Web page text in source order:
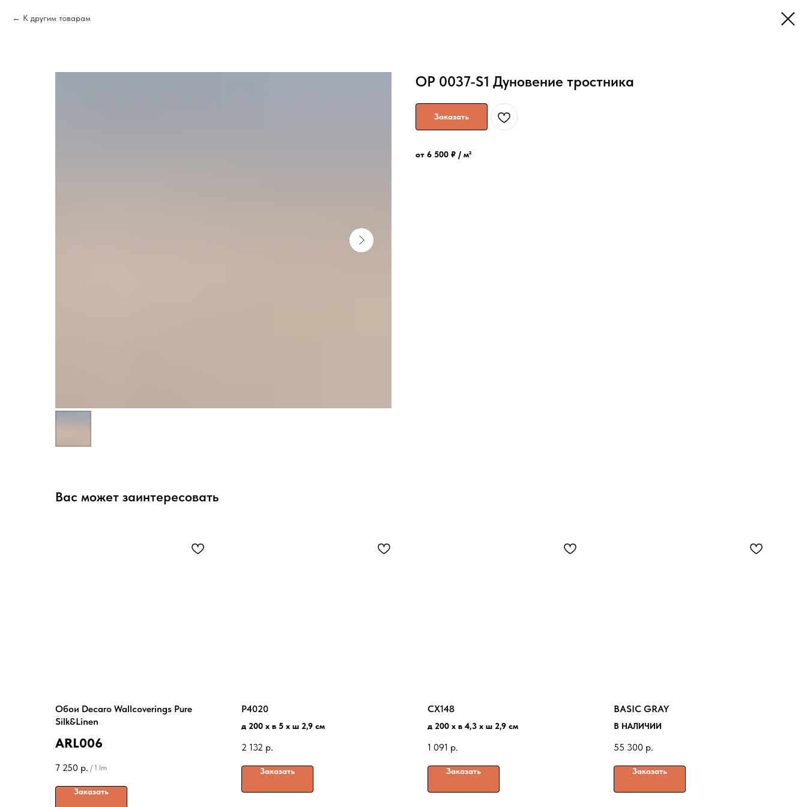
К другим товарам
OP 0037-S1 Дуновение тростника
Заказать
от 6 500 ₽ / м²
Вас может заинтересовать
Обои Decaro Wallcoverings Pure
Silk&Linen
ARL006
7 250 р. / 1 lm
Заказать
P4020
д 200 x в 5 x ш 2,9 см
2 132 р.
Заказать
CX148
д 200 x в 4,3 x ш 2,9 см
1 091 р.
Заказать
BASIC GRAY
В НАЛИЧИИ
55 300 р.
Заказать